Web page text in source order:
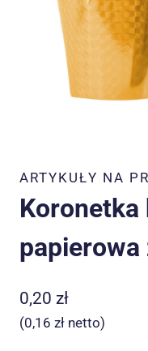
ARTYKUŁY NA
papierowa
0,20 zł
(0,16 zł netto)